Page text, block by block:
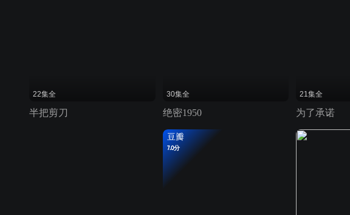
22集全
半把剪刀
30集全
绝密1950
21集全
为了承诺
豆瓣
7.0分